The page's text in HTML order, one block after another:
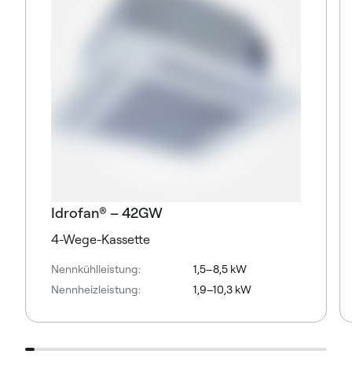
Idrofan® – 42GW
4-Wege-Kassette
Nennkühlleistung:
1,5–8,5 kW
Nennheizleistung:
1,9–10,3 kW